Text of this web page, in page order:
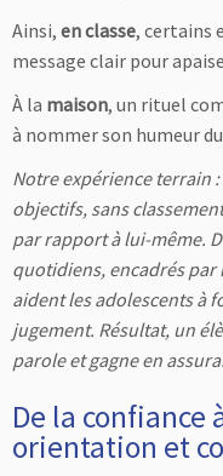
Ainsi, en classe, certains
message clair pour
À la maison, un rituel
à nommer son humeur
Notre expérience terrain :
objectifs, sans
par rapport à lui-même.
quotidiens, encadrés par
aident les adolescents à
jugement. Résultat, un
parole et gagne en
De la confiance
orientation et